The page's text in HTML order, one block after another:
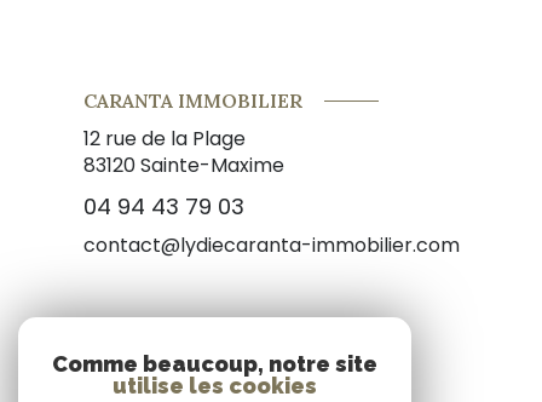
CARANTA IMMOBILIER
12 rue de la Plage
83120Sainte-Maxime
04 94 43 79 03
contact@lydiecaranta-immobilier.com
Nous suivre
Comme beaucoup, notre site
utilise les cookies